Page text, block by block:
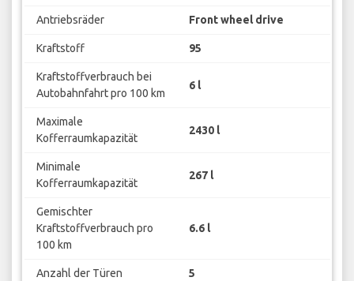
Antriebsräder Front wheel drive
Kraftstoff 95
Kraftstoffverbrauch bei
Autobahnfahrt pro 100 km
6 l
Maximale
Kofferraumkapazität
2430 l
Minimale
Kofferraumkapazität
267 l
Gemischter
Kraftstoffverbrauch pro
100 km
6.6 l
Anzahl der Türen 5